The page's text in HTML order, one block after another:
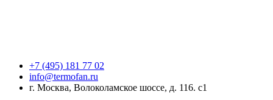
+7 (495) 181 77 02
info@termofan.ru
г. Москва, Волоколамское шоссе, д. 116. с1